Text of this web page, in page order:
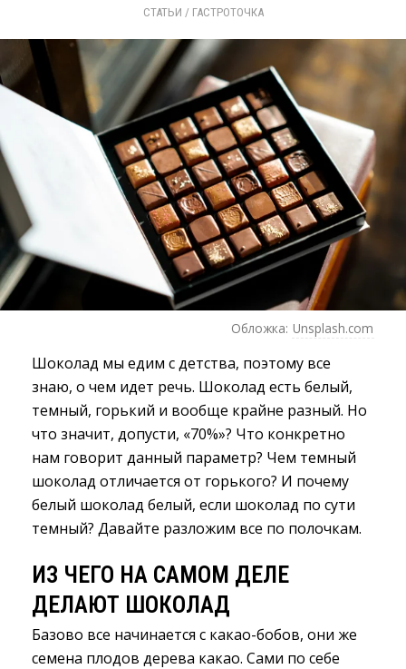
СТАТЬИ / ГАСТРОТОЧКА
Обложка: Unsplash.com
Шоколад мы едим с детства, поэтому все
знаю, о чем идет речь. Шоколад есть белый,
темный, горький и вообще крайне разный. Но
что значит, допусти, «70%»? Что конкретно
нам говорит данный параметр? Чем темный
шоколад отличается от горького? И почему
белый шоколад белый, если шоколад по сути
темный? Давайте разложим все по полочкам.
ИЗ ЧЕГО НА САМОМ ДЕЛЕ
ДЕЛАЮТ ШОКОЛАД
Базово все начинается с какао-бобов, они же
семена плодов дерева какао. Сами по себе